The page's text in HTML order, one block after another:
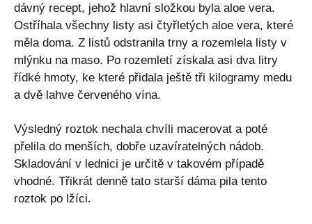
dávný recept, jehož hlavní složkou byla aloe vera.
Ostříhala všechny listy asi čtyřletých aloe vera, které
měla doma. Z listů odstranila trny a rozemlela listy v
mlýnku na maso. Po rozemletí získala asi dva litry
řídké hmoty, ke které přidala ještě tři kilogramy medu
a dvě lahve červeného vína.
Výsledný roztok nechala chvíli macerovat a poté
přelila do menších, dobře uzavíratelných nádob.
Skladování v lednici je určitě v takovém případě
vhodné. Třikrát denně tato starší dáma pila tento
roztok po lžíci.